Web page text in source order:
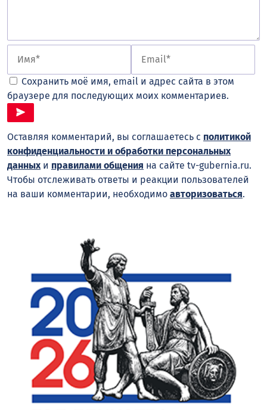
Сохранить моё имя, email и адрес сайта в этом
браузере для последующих моих комментариев.
Оставляя комментарий, вы соглашаетесь с политикой
конфиденциальности и обработки персональных
данных и правилами общения на сайте tv-gubernia.ru.
Чтобы отслеживать ответы и реакции пользователей
на ваши комментарии, необходимо авторизоваться.